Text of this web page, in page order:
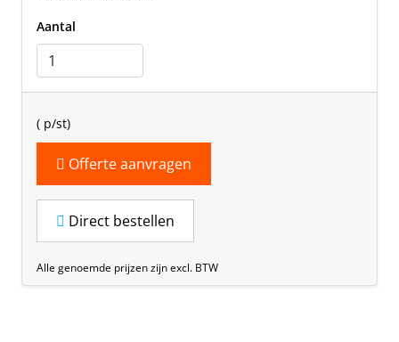
Aantal
( p/st)
Offerte aanvragen
Direct bestellen
Alle genoemde prijzen zijn excl. BTW